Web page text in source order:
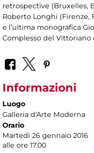
retrospective (Bruxelles,
Roberto Longhi (Firenze,
e l’ultima monografica
Complesso del Vittoriano
Informazioni
Luogo
Galleria d'Arte Moderna
Orario
Martedì 26 gennaio 2016
alle ore 17.00